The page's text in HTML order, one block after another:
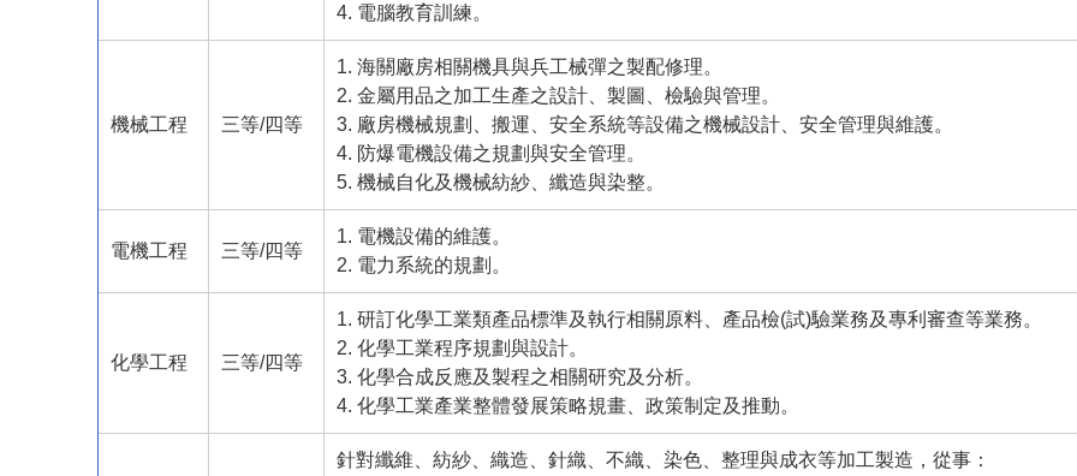
4. 電腦教育訓練。
機械工程 三等/四等
1. 海關廠房相關機具與兵工械彈之製配修理。
2. 金屬用品之加工生產之設計、製圖、檢驗與管理。
3. 廠房機械規劃、搬運、安全系統等設備之機械設計、安全管理與維護。
4. 防爆電機設備之規劃與安全管理。
5. 機械自化及機械紡紗、纖造與染整。
電機工程 三等/四等
1. 電機設備的維護。
2. 電力系統的規劃。
化學工程 三等/四等
1. 研訂化學工業類產品標準及執行相關原料、產品檢(試)驗業務及專利審查等業務。
2. 化學工業程序規劃與設計。
3. 化學合成反應及製程之相關研究及分析。
4. 化學工業產業整體發展策略規畫、政策制定及推動。
針對纖維、紡紗、織造、針織、不織、染色、整理與成衣等加工製造，從事：